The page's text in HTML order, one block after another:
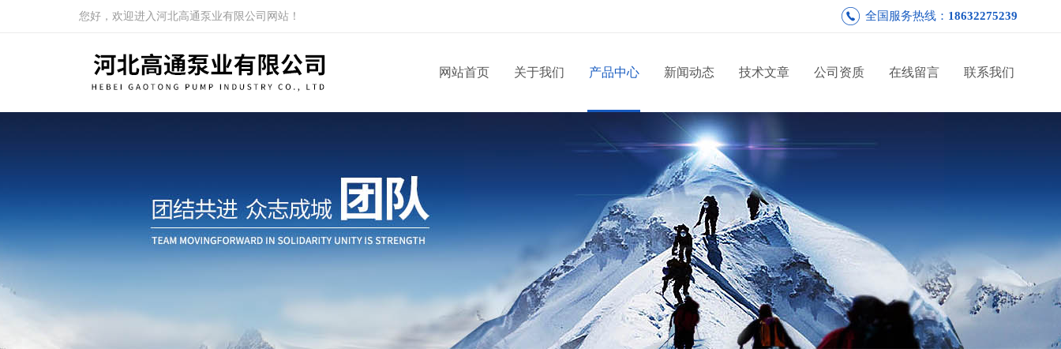
您好，欢迎进入河北高通泵业有限公司网站！ 全国服务热线： 18632275239
网站首页 关于我们 产品中心 新闻动态 技术文章 公司资质 在线留言 联系我们